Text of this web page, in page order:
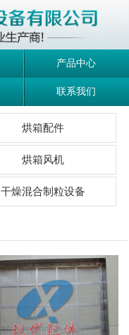
产品中心
联系我们
烘箱配件
烘箱风机
干燥混合制粒设备